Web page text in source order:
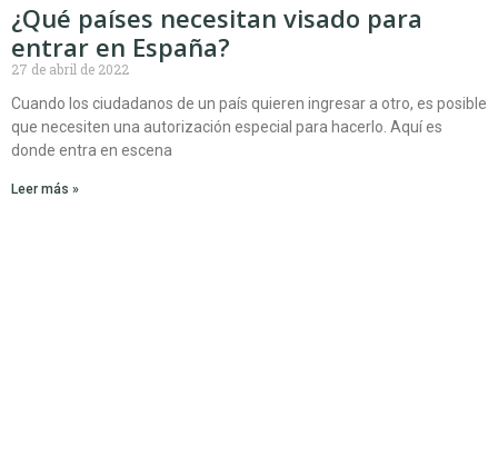
¿Qué países necesitan visado para
entrar en España?
27 de abril de 2022
Cuando los ciudadanos de un país quieren ingresar a otro, es posible
que necesiten una autorización especial para hacerlo. Aquí es
donde entra en escena
Leer más »